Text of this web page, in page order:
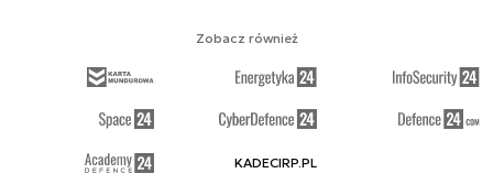
Zobacz również
KADECIRP.PL